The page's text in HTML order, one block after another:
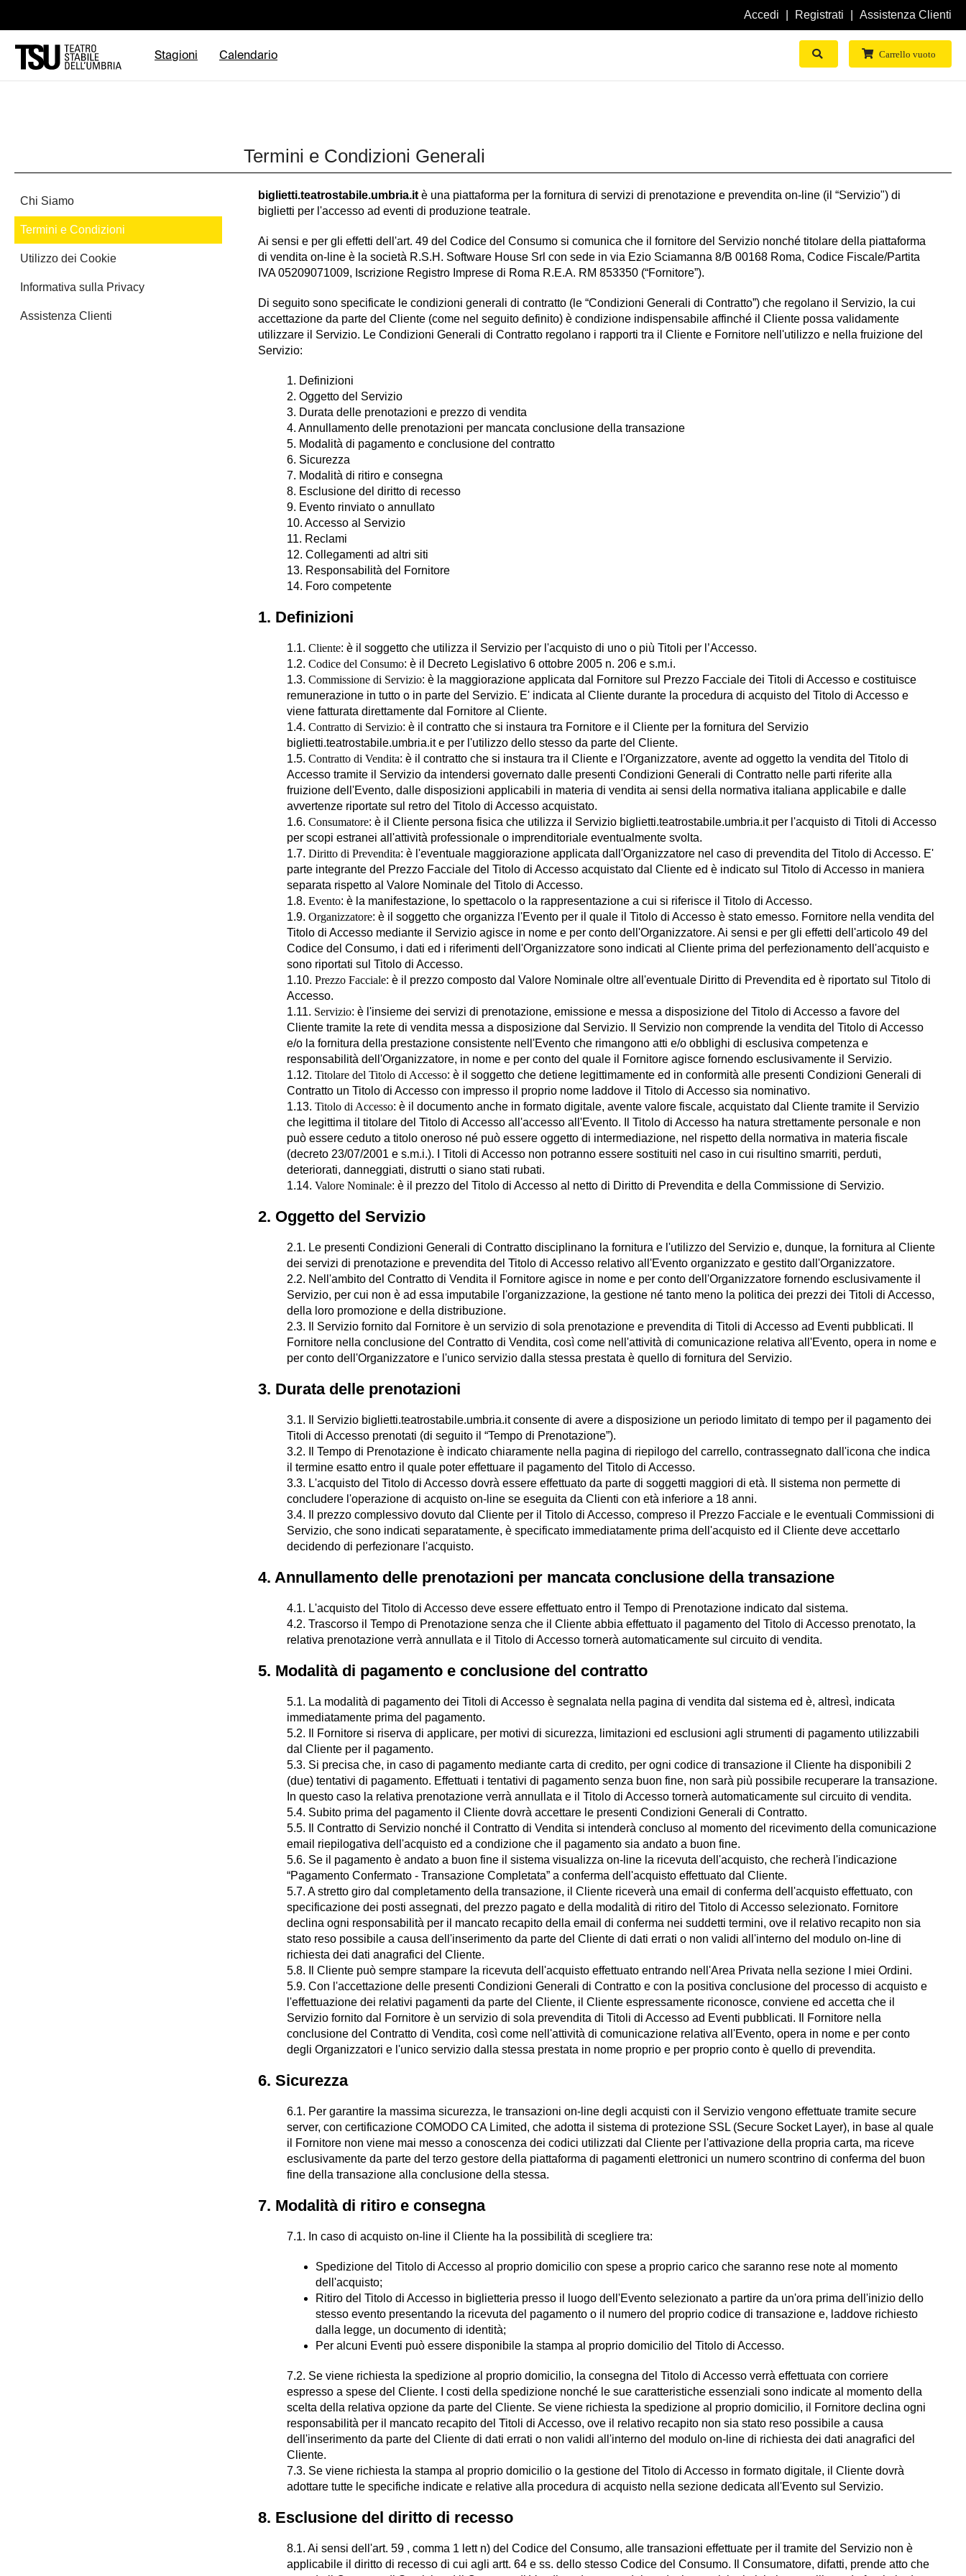
Accedi Registrati Assistenza Clienti
Stagioni Calendario Carrello vuoto
Mostra Ricerca
Chi Siamo
Termini e Condizioni
Utilizzo dei Cookie
Informativa sulla Privacy
Assistenza Clienti
Termini e Condizioni Generali
biglietti.teatrostabile.umbria.itè una piattaforma per la fornitura di servizi di prenotazione e prevendita on-line (il “Servizio") di
biglietti per l'accesso ad eventi di produzione teatrale.
Ai sensi e per gli effetti dell'art. 49 del Codice del Consumo si comunica che il fornitore del Servizio nonché titolare della piattaforma
di vendita on-line è la società R.S.H. Software House Srl con sede in via Ezio Sciamanna 8/B 00168 Roma, Codice Fiscale/Partita
IVA 05209071009, Iscrizione Registro Imprese di Roma R.E.A. RM 853350 (“Fornitore”).
Di seguito sono specificate le condizioni generali di contratto (le “Condizioni Generali di Contratto”) che regolano il Servizio, la cui
accettazione da parte del Cliente (come nel seguito definito) è condizione indispensabile affinché il Cliente possa validamente
utilizzare il Servizio. Le Condizioni Generali di Contratto regolano i rapporti tra il Cliente e Fornitore nell'utilizzo e nella fruizione del
Servizio:
1. Definizioni
2. Oggetto del Servizio
3. Durata delle prenotazioni e prezzo di vendita
4. Annullamento delle prenotazioni per mancata conclusione della transazione
5. Modalità di pagamento e conclusione del contratto
6. Sicurezza
7. Modalità di ritiro e consegna
8. Esclusione del diritto di recesso
9. Evento rinviato o annullato
10. Accesso al Servizio
11. Reclami
12. Collegamenti ad altri siti
13. Responsabilità del Fornitore
14. Foro competente
1. Definizioni
1.1. Cliente: è il soggetto che utilizza il Servizio per l'acquisto di uno o più Titoli per l’Accesso.
1.2. Codice del Consumo: è il Decreto Legislativo 6 ottobre 2005 n. 206 e s.m.i.
1.3. Commissione di Servizio: è la maggiorazione applicata dal Fornitore sul Prezzo Facciale dei Titoli di Accesso e costituisce
remunerazione in tutto o in parte del Servizio. E' indicata al Cliente durante la procedura di acquisto del Titolo di Accesso e
viene fatturata direttamente dal Fornitore al Cliente.
1.4. Contratto di Servizio: è il contratto che si instaura tra Fornitore e il Cliente per la fornitura del Servizio
biglietti.teatrostabile.umbria.it e per l'utilizzo dello stesso da parte del Cliente.
1.5. Contratto di Vendita: è il contratto che si instaura tra il Cliente e l'Organizzatore, avente ad oggetto la vendita del Titolo di
Accesso tramite il Servizio da intendersi governato dalle presenti Condizioni Generali di Contratto nelle parti riferite alla
fruizione dell'Evento, dalle disposizioni applicabili in materia di vendita ai sensi della normativa italiana applicabile e dalle
avvertenze riportate sul retro del Titolo di Accesso acquistato.
1.6. Consumatore: è il Cliente persona fisica che utilizza il Servizio biglietti.teatrostabile.umbria.it per l'acquisto di Titoli di Accesso
per scopi estranei all'attività professionale o imprenditoriale eventualmente svolta.
1.7. Diritto di Prevendita: è l'eventuale maggiorazione applicata dall'Organizzatore nel caso di prevendita del Titolo di Accesso. E'
parte integrante del Prezzo Facciale del Titolo di Accesso acquistato dal Cliente ed è indicato sul Titolo di Accesso in maniera
separata rispetto al Valore Nominale del Titolo di Accesso.
1.8. Evento: è la manifestazione, lo spettacolo o la rappresentazione a cui si riferisce il Titolo di Accesso.
1.9. Organizzatore: è il soggetto che organizza l'Evento per il quale il Titolo di Accesso è stato emesso. Fornitore nella vendita del
Titolo di Accesso mediante il Servizio agisce in nome e per conto dell'Organizzatore. Ai sensi e per gli effetti dell'articolo 49 del
Codice del Consumo, i dati ed i riferimenti dell'Organizzatore sono indicati al Cliente prima del perfezionamento dell'acquisto e
sono riportati sul Titolo di Accesso.
1.10. Prezzo Facciale: è il prezzo composto dal Valore Nominale oltre all'eventuale Diritto di Prevendita ed è riportato sul Titolo di
Accesso.
1.11. Servizio: è l'insieme dei servizi di prenotazione, emissione e messa a disposizione del Titolo di Accesso a favore del
Cliente tramite la rete di vendita messa a disposizione dal Servizio. Il Servizio non comprende la vendita del Titolo di Accesso
e/o la fornitura della prestazione consistente nell'Evento che rimangono atti e/o obblighi di esclusiva competenza e
responsabilità dell'Organizzatore, in nome e per conto del quale il Fornitore agisce fornendo esclusivamente il Servizio.
1.12. Titolare del Titolo di Accesso: è il soggetto che detiene legittimamente ed in conformità alle presenti Condizioni Generali di
Contratto un Titolo di Accesso con impresso il proprio nome laddove il Titolo di Accesso sia nominativo.
1.13. Titolo di Accesso: è il documento anche in formato digitale, avente valore fiscale, acquistato dal Cliente tramite il Servizio
che legittima il titolare del Titolo di Accesso all'accesso all'Evento. Il Titolo di Accesso ha natura strettamente personale e non
può essere ceduto a titolo oneroso né può essere oggetto di intermediazione, nel rispetto della normativa in materia fiscale
(decreto 23/07/2001 e s.m.i.). I Titoli di Accesso non potranno essere sostituiti nel caso in cui risultino smarriti, perduti,
deteriorati, danneggiati, distrutti o siano stati rubati.
1.14. Valore Nominale: è il prezzo del Titolo di Accesso al netto di Diritto di Prevendita e della Commissione di Servizio.
2. Oggetto del Servizio
2.1. Le presenti Condizioni Generali di Contratto disciplinano la fornitura e l'utilizzo del Servizio e, dunque, la fornitura al Cliente
dei servizi di prenotazione e prevendita del Titolo di Accesso relativo all'Evento organizzato e gestito dall'Organizzatore.
2.2. Nell'ambito del Contratto di Vendita il Fornitore agisce in nome e per conto dell'Organizzatore fornendo esclusivamente il
Servizio, per cui non è ad essa imputabile l'organizzazione, la gestione né tanto meno la politica dei prezzi dei Titoli di Accesso,
della loro promozione e della distribuzione.
2.3. Il Servizio fornito dal Fornitore è un servizio di sola prenotazione e prevendita di Titoli di Accesso ad Eventi pubblicati. Il
Fornitore nella conclusione del Contratto di Vendita, così come nell'attività di comunicazione relativa all'Evento, opera in nome e
per conto dell'Organizzatore e l'unico servizio dalla stessa prestata è quello di fornitura del Servizio.
3. Durata delle prenotazioni
3.1. Il Servizio biglietti.teatrostabile.umbria.it consente di avere a disposizione un periodo limitato di tempo per il pagamento dei
Titoli di Accesso prenotati (di seguito il “Tempo di Prenotazione”).
3.2. Il Tempo di Prenotazione è indicato chiaramente nella pagina di riepilogo del carrello, contrassegnato dall'icona che indica
il termine esatto entro il quale poter effettuare il pagamento del Titolo di Accesso.
3.3. L'acquisto del Titolo di Accesso dovrà essere effettuato da parte di soggetti maggiori di età. Il sistema non permette di
concludere l'operazione di acquisto on-line se eseguita da Clienti con età inferiore a 18 anni.
3.4. Il prezzo complessivo dovuto dal Cliente per il Titolo di Accesso, compreso il Prezzo Facciale e le eventuali Commissioni di
Servizio, che sono indicati separatamente, è specificato immediatamente prima dell'acquisto ed il Cliente deve accettarlo
decidendo di perfezionare l'acquisto.
4. Annullamento delle prenotazioni per mancata conclusione della transazione
4.1. L'acquisto del Titolo di Accesso deve essere effettuato entro il Tempo di Prenotazione indicato dal sistema.
4.2. Trascorso il Tempo di Prenotazione senza che il Cliente abbia effettuato il pagamento del Titolo di Accesso prenotato, la
relativa prenotazione verrà annullata e il Titolo di Accesso tornerà automaticamente sul circuito di vendita.
5. Modalità di pagamento e conclusione del contratto
5.1. La modalità di pagamento dei Titoli di Accesso è segnalata nella pagina di vendita dal sistema ed è, altresì, indicata
immediatamente prima del pagamento.
5.2. Il Fornitore si riserva di applicare, per motivi di sicurezza, limitazioni ed esclusioni agli strumenti di pagamento utilizzabili
dal Cliente per il pagamento.
5.3. Si precisa che, in caso di pagamento mediante carta di credito, per ogni codice di transazione il Cliente ha disponibili 2
(due) tentativi di pagamento. Effettuati i tentativi di pagamento senza buon fine, non sarà più possibile recuperare la transazione.
In questo caso la relativa prenotazione verrà annullata e il Titolo di Accesso tornerà automaticamente sul circuito di vendita.
5.4. Subito prima del pagamento il Cliente dovrà accettare le presenti Condizioni Generali di Contratto.
5.5. Il Contratto di Servizio nonché il Contratto di Vendita si intenderà concluso al momento del ricevimento della comunicazione
email riepilogativa dell'acquisto ed a condizione che il pagamento sia andato a buon fine.
5.6. Se il pagamento è andato a buon fine il sistema visualizza on-line la ricevuta dell'acquisto, che recherà l'indicazione
“Pagamento Confermato - Transazione Completata” a conferma dell'acquisto effettuato dal Cliente.
5.7. A stretto giro dal completamento della transazione, il Cliente riceverà una email di conferma dell'acquisto effettuato, con
specificazione dei posti assegnati, del prezzo pagato e della modalità di ritiro del Titolo di Accesso selezionato. Fornitore
declina ogni responsabilità per il mancato recapito della email di conferma nei suddetti termini, ove il relativo recapito non sia
stato reso possibile a causa dell'inserimento da parte del Cliente di dati errati o non validi all'interno del modulo on-line di
richiesta dei dati anagrafici del Cliente.
5.8. Il Cliente può sempre stampare la ricevuta dell'acquisto effettuato entrando nell'Area Privata nella sezione I miei Ordini.
5.9. Con l'accettazione delle presenti Condizioni Generali di Contratto e con la positiva conclusione del processo di acquisto e
l'effettuazione dei relativi pagamenti da parte del Cliente, il Cliente espressamente riconosce, conviene ed accetta che il
Servizio fornito dal Fornitore è un servizio di sola prevendita di Titoli di Accesso ad Eventi pubblicati. Il Fornitore nella
conclusione del Contratto di Vendita, così come nell'attività di comunicazione relativa all'Evento, opera in nome e per conto
degli Organizzatori e l'unico servizio dalla stessa prestata in nome proprio e per proprio conto è quello di prevendita.
6. Sicurezza
6.1. Per garantire la massima sicurezza, le transazioni on-line degli acquisti con il Servizio vengono effettuate tramite secure
server, con certificazione COMODO CA Limited, che adotta il sistema di protezione SSL (Secure Socket Layer), in base al quale
il Fornitore non viene mai messo a conoscenza dei codici utilizzati dal Cliente per l'attivazione della propria carta, ma riceve
esclusivamente da parte del terzo gestore della piattaforma di pagamenti elettronici un numero scontrino di conferma del buon
fine della transazione alla conclusione della stessa.
7. Modalità di ritiro e consegna
7.1. In caso di acquisto on-line il Cliente ha la possibilità di scegliere tra:
Spedizione del Titolo di Accesso al proprio domicilio con spese a proprio carico che saranno rese note al momento
dell'acquisto;
Ritiro del Titolo di Accesso in biglietteria presso il luogo dell'Evento selezionato a partire da un'ora prima dell'inizio dello
stesso evento presentando la ricevuta del pagamento o il numero del proprio codice di transazione e, laddove richiesto
dalla legge, un documento di identità;
Per alcuni Eventi può essere disponibile la stampa al proprio domicilio del Titolo di Accesso.
7.2. Se viene richiesta la spedizione al proprio domicilio, la consegna del Titolo di Accesso verrà effettuata con corriere
espresso a spese del Cliente. I costi della spedizione nonché le sue caratteristiche essenziali sono indicate al momento della
scelta della relativa opzione da parte del Cliente. Se viene richiesta la spedizione al proprio domicilio, il Fornitore declina ogni
responsabilità per il mancato recapito del Titoli di Accesso, ove il relativo recapito non sia stato reso possibile a causa
dell'inserimento da parte del Cliente di dati errati o non validi all'interno del modulo on-line di richiesta dei dati anagrafici del
Cliente.
7.3. Se viene richiesta la stampa al proprio domicilio o la gestione del Titolo di Accesso in formato digitale, il Cliente dovrà
adottare tutte le specifiche indicate e relative alla procedura di acquisto nella sezione dedicata all'Evento sul Servizio.
8. Esclusione del diritto di recesso
8.1. Ai sensi dell'art. 59 , comma 1 lett n) del Codice del Consumo, alle transazioni effettuate per il tramite del Servizio non è
applicabile il diritto di recesso di cui agli artt. 64 e ss. dello stesso Codice del Consumo. Il Consumatore, difatti, prende atto che